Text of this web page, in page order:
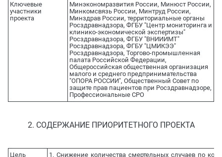
Ключевые
участники
проекта
Минэкономразвития России, Минюст России,
Минкомсвязь России, Минтруд России,
Минздрав России, территориальные органы
Росздравнадзора, ФГБУ "Центр мониторинга и
клинико-экономической экспертизы"
Росздравнадзора, ФГБУ "ВНИИИМТ"
Росздравнадзора, ФГБУ "ЦМИКЭЭ"
Росздравнадзора, Торгово-промышленная
палата Российской Федерации,
Общероссийская общественная организация
малого и среднего предпринимательства
"ОПОРА РОССИИ", Общественный Совет по
защите прав пациентов при Росздравнадзоре,
Профессиональные СРО
2. СОДЕРЖАНИЕ ПРИОРИТЕТНОГО ПРОЕКТА
Цель
1. Снижение количества смертельных случаев по